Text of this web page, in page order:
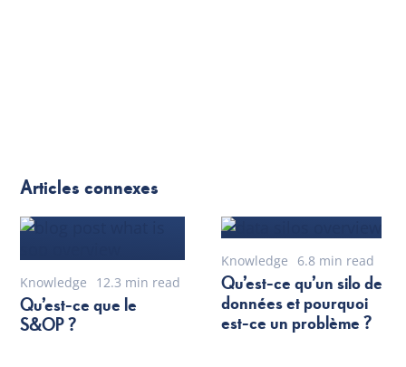
Articles connexes
Knowledge 12.3 min read
Qu’est-ce que le
S&OP ?
Knowledge 6.8 min read
Qu’est-ce qu’un silo de
données et pourquoi
est-ce un problème ?